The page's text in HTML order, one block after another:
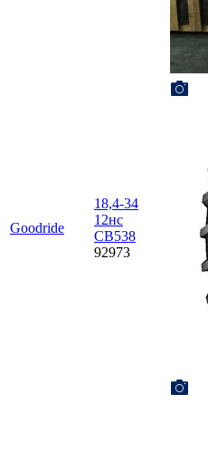
Goodride
18,4-34
12нс
СВ538
92973